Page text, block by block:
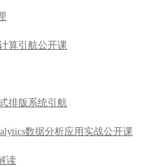
计算引航公开课
排版系统引航
数据分析应用实战公开课
读